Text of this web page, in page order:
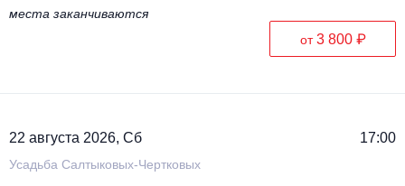
места заканчиваются
от3 800 ₽
22 августа 2026, Сб 17:00
Усадьба Салтыковых-Чертковых